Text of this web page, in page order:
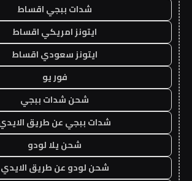
شدات ببجي اقساط
ايتونز امريكي اقساط
ايتونز سعودي اقساط
فور يو
شحن شدات ببجي
شدات ببجي عن طريق
شحن يلا لودو
شحن لودو عن طريق الايدي